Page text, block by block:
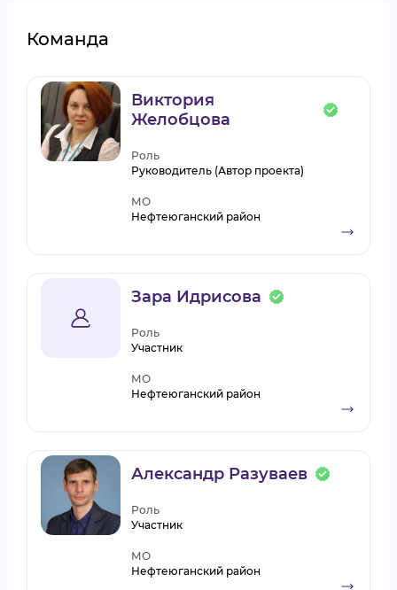
Команда
Виктория
Желобцова
Роль
Руководитель (Автор проекта)
МО
Нефтеюганский район
Зара Идрисова
Роль
Участник
МО
Нефтеюганский район
Александр Разуваев
Роль
Участник
МО
Нефтеюганский район